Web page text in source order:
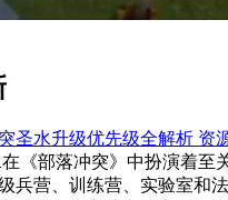
圣水升级优先级全解析 资
《部落冲突》中扮演着至
兵营、训练营、实验室和